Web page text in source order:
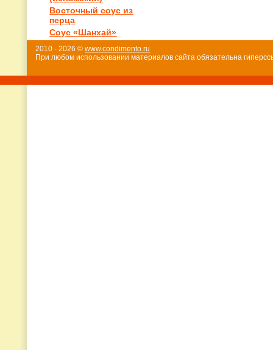
Восточный соус из
перца
Соус «Шанхай»
2010 - 2026 ©www.condimento.ru
При любом использовании материалов сайта обязательна